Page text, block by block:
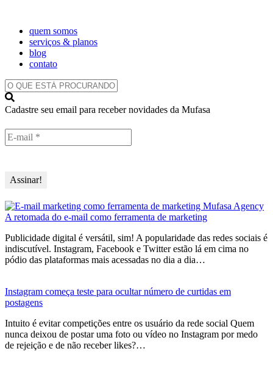
quem somos
serviços & planos
blog
contato
O
QUE
ESTÁ
Cadastre seu email para receber novidades da Mufasa
A retomada do e-mail como ferramenta de marketing
Publicidade digital é versátil, sim! A popularidade das redes sociais é
indiscutível. Instagram, Facebook e Twitter estão lá em cima no
pódio das plataformas mais acessadas no dia a dia…
Instagram começa teste para ocultar número de curtidas em
postagens
Intuito é evitar competições entre os usuário da rede social Quem
nunca deixou de postar uma foto ou vídeo no Instagram por medo
de rejeição e de não receber likes?…